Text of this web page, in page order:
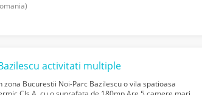
activitati multiple
Bucurestii Noi-Parc Bazilescu o vila spatioasa